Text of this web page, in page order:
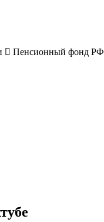
Пенсионный фонд РФ